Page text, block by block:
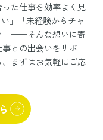
た仕事を効率よく見
」「未経験からチャ
」——そんな想いに寄
との出会いをサポー
まずはお気軽にご応